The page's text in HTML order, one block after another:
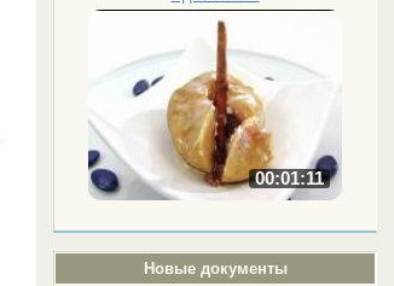
00:01:11
Новые документы